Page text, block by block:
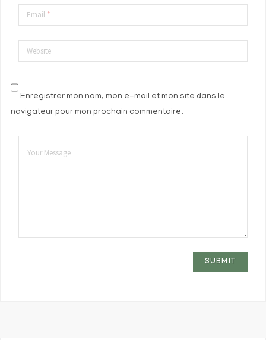
Email *
Website
Enregistrer mon nom, mon e-mail et mon site dans le
navigateur pour mon prochain commentaire.